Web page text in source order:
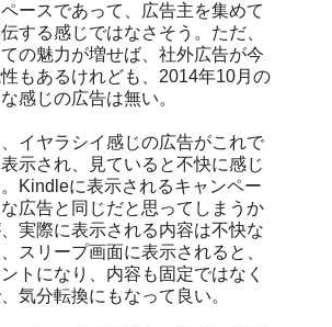
ースであって、広告主を集めて
する感じではなさそう。ただ、
の魅力が増せば、社外広告が今
もあるけれども、2014年10月の
感じの広告は無い。
イヤラシイ感じの広告がこれで
示され、見ていると不快に感じ
Kindleに表示されるキャンペー
広告と同じだと思ってしまうか
実際に表示される内容は不快な
スリープ画面に表示されると、
トになり、内容も固定ではなく
気分転換にもなって良い。